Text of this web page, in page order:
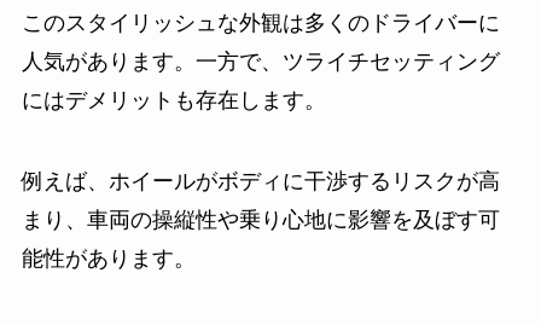
このスタイリッシュな外観は多くのドライバーに
人気があります。一方で、ツライチセッティング
にはデメリットも存在します。
例えば、ホイールがボディに干渉するリスクが高
まり、車両の操縦性や乗り心地に影響を及ぼす可
能性があります。